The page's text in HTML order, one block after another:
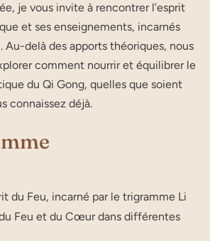
je vous invite à rencontrer l’esprit
et ses enseignements, incarnés
Au-delà des apports théoriques, nous
comment nourrir et équilibrer le
du Qi Gong, quelles que soient
connaissez déjà.
du Feu, incarné par le trigramme Li
Feu et du Cœur dans différentes